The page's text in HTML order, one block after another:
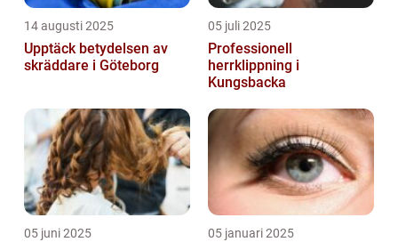
14 augusti 2025
Upptäck betydelsen av
skräddare i Göteborg
05 juli 2025
Professionell
herrklippning i
Kungsbacka
05 juni 2025 05 januari 2025